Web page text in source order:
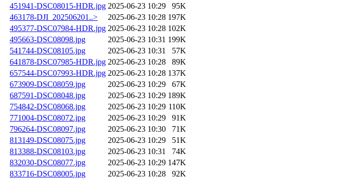
451941-DSC08015-HDR.jpg 2025-06-23 10:29
95K
463178-DJI_202506201..>
2025-06-23 10:28 197K
495377-DSC07984-HDR.jpg 2025-06-23 10:28 102K
495663-DSC08098.jpg
2025-06-23 10:31 199K
541744-DSC08105.jpg
2025-06-23 10:31
57K
641878-DSC07985-HDR.jpg 2025-06-23 10:28
89K
657544-DSC07993-HDR.jpg 2025-06-23 10:28 137K
673909-DSC08059.jpg
2025-06-23 10:29
67K
687591-DSC08048.jpg
2025-06-23 10:29 189K
754842-DSC08068.jpg
2025-06-23 10:29 110K
771004-DSC08072.jpg
2025-06-23 10:29
91K
796264-DSC08097.jpg
2025-06-23 10:30
71K
813149-DSC08075.jpg
2025-06-23 10:29
51K
813388-DSC08103.jpg
2025-06-23 10:31
74K
832030-DSC08077.jpg
2025-06-23 10:29 147K
833716-DSC08005.jpg
2025-06-23 10:28
92K